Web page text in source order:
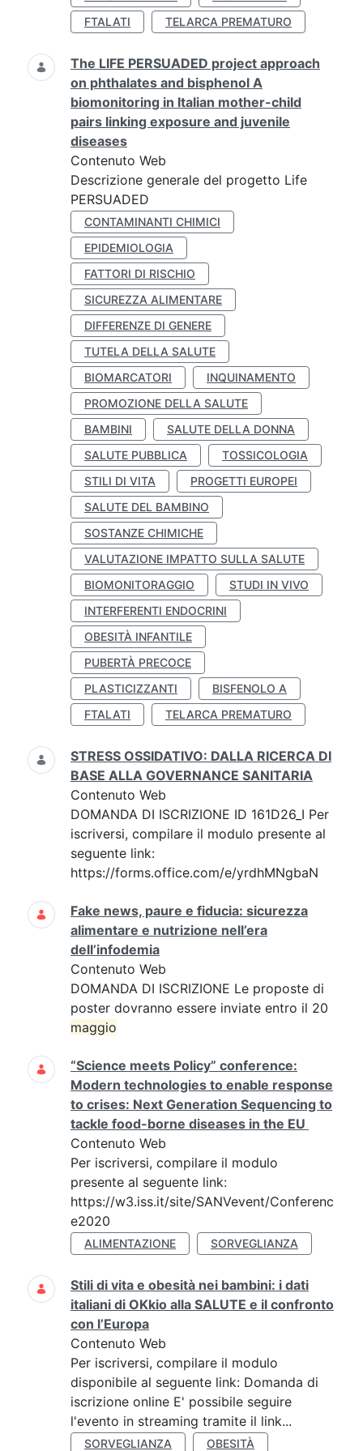
FTALATI
TELARCA PREMATURO
The LIFE PERSUADED project approach
on phthalates and bisphenol A
biomonitoring in Italian mother-child
pairs linking exposure and juvenile
diseases
Contenuto Web
Descrizione generale del progetto Life
PERSUADED
CONTAMINANTI CHIMICI
EPIDEMIOLOGIA
FATTORI DI RISCHIO
SICUREZZA ALIMENTARE
DIFFERENZE DI GENERE
TUTELA DELLA SALUTE
BIOMARCATORI
INQUINAMENTO
PROMOZIONE DELLA SALUTE
BAMBINI
SALUTE DELLA DONNA
SALUTE PUBBLICA
TOSSICOLOGIA
STILI DI VITA
PROGETTI EUROPEI
SALUTE DEL BAMBINO
SOSTANZE CHIMICHE
VALUTAZIONE IMPATTO SULLA SALUTE
BIOMONITORAGGIO
STUDI IN VIVO
INTERFERENTI ENDOCRINI
OBESITÀ INFANTILE
PUBERTÀ PRECOCE
PLASTICIZZANTI
BISFENOLO A
FTALATI
TELARCA PREMATURO
STRESS OSSIDATIVO: DALLA RICERCA DI
BASE ALLA GOVERNANCE SANITARIA
Contenuto Web
DOMANDA DI ISCRIZIONE ID 161D26_I Per
iscriversi, compilare il modulo presente al
seguente link:
https://forms.office.com/e/yrdhMNgbaN
Fake news, paure e fiducia: sicurezza
alimentare e nutrizione nell’era
dell’infodemia
Contenuto Web
DOMANDA DI ISCRIZIONE Le proposte di
poster dovranno essere inviate entro il 20
maggio
“Science meets Policy” conference:
Modern technologies to enable response
to crises: Next Generation Sequencing to
tackle food-borne diseases in the EU
Contenuto Web
Per iscriversi, compilare il modulo
presente al seguente link:
https://w3.iss.it/site/SANVevent/Conferenc
e2020
ALIMENTAZIONE SORVEGLIANZA
Stili di vita e obesità nei bambini: i dati
italiani di OKkio alla SALUTE e il confronto
con l’Europa
Contenuto Web
Per iscriversi, compilare il modulo
disponibile al seguente link: Domanda di
iscrizione online E' possibile seguire
l'evento in streaming tramite il link...
SORVEGLIANZA OBESITÀ